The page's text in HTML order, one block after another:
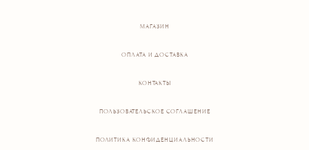
МАГАЗИН
ОПЛАТА И ДОСТАВКА
КОНТАКТЫ
ПОЛЬЗОВАТЕЛЬСКОЕ СОГЛАШЕНИЕ
ПОЛИТИКА КОНФИДЕНЦИАЛЬНОСТИ